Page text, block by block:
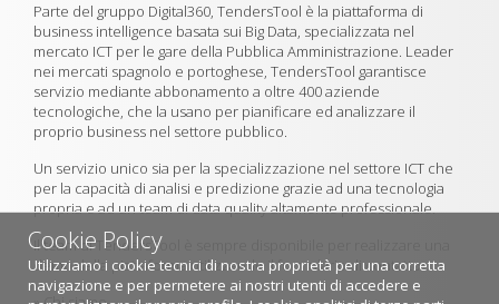
Cookie Policy
Utilizziamo i cookie tecnici di nostra proprietà per una corretta
navigazione e per permetere ai nostri utenti di accedere e
Parte del gruppo Digital360, TendersTool è la piattaforma di
business intelligence basata sui Big Data, specializzata nel
mercato ICT per le gare della Pubblica Amministrazione. Leader
nei mercati spagnolo e portoghese, TendersTool garantisce
servizio mediante abbonamento a oltre 400 aziende
tecnologiche, che la usano per pianificare ed analizzare il
proprio business nel settore pubblico.
Un servizio unico sia per la specializzazione nel settore ICT che
per la capacità di analisi e predizione grazie ad una tecnologia
propria e ad un team di data quality altamente professionale.
Il team di TendersTool è sempre disponibile per realizzare una
demo della piattaforma utilizzando il formulario di contatto.